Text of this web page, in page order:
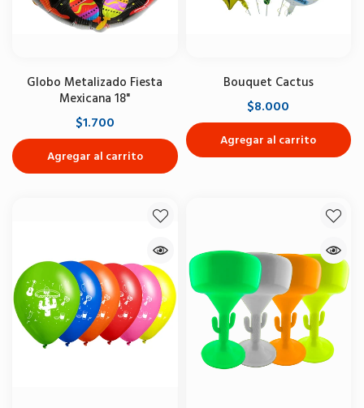
Globo Metalizado Fiesta
Mexicana 18"
$1.700
Agregar al carrito
Bouquet Cactus
$8.000
Agregar al carrito